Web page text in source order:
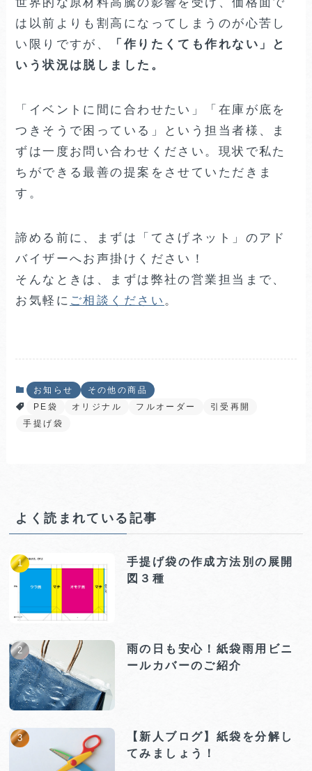
は以前よりも割高になってしまうのが心苦し
い限りですが、
「作りたくても作れない」と
いう状況は脱しました。
「イベントに間に合わせたい」「在庫が底を
つきそうで困っている」という担当者様、ま
ずは一度お問い合わせください。現状で私た
ちができる最善の提案をさせていただきま
す。
諦める前に、まずは「てさげネット」のアド
バイザーへお声掛けください！
そんなときは、まずは弊社の営業担当まで、
お気軽に ご相談ください 。
お知らせ
その他の商品
PE袋
オリジナル フルオーダー
引受再開
手提げ袋
よく読まれている記事
手提げ袋の作成方法別の展開
図３種
雨の日も安心！紙袋雨用ビニ
ールカバーのご紹介
【新人ブログ】紙袋を分解し
てみましょう！